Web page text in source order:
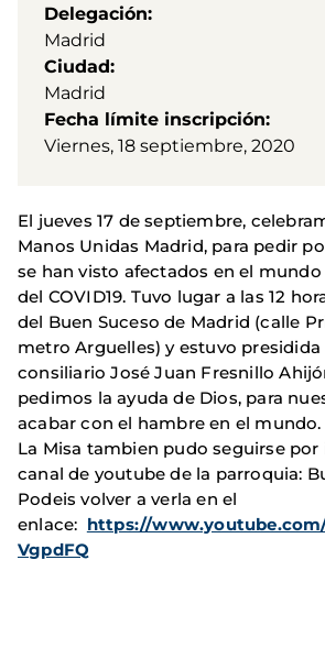
Delegación
Madrid
Ciudad
Madrid
Fecha límite inscripción
Viernes, 18 septiembre, 2020
El jueves 17 de septiembre,
Manos Unidas Madrid, para pedir
se han visto afectados en el
del COVID19. Tuvo lugar a las 12
del Buen Suceso de Madrid (calle
metro Arguelles) y estuvo
consiliario José Juan Fresnillo
pedimos la ayuda de Dios, para
acabar con el hambre en el mundo.
La Misa tambien pudo seguirse
canal de youtube de la parroquia:
Podeis volver a verla en el
enlace: https://
VgpdFQ